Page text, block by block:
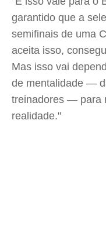
garantido que a
semifinais de uma
aceita isso,
Mas isso vai
de mentalidade —
treinadores — para
realidade."